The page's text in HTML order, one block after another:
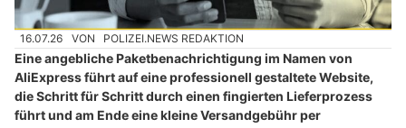
16.07.26 VON POLIZEI.NEWS REDAKTION
Eine angebliche Paketbenachrichtigung im Namen von
AliExpress führt auf eine professionell gestaltete Website,
die Schritt für Schritt durch einen fingierten Lieferprozess
führt und am Ende eine kleine Versandgebühr per